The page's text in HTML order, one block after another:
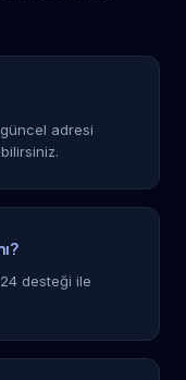
adresi
desteği ile